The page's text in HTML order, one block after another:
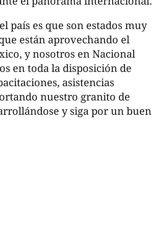
país es que son estados muy
están aprovechando el
y nosotros en Nacional
en toda la disposición de
asistencias
nuestro granito de
y siga por un buen